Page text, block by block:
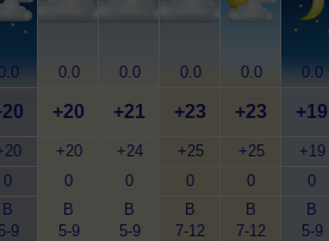
0.0
0
В
5-9
0.0
+20
+20
0
В
5-9
0.0
+21
+24
0
В
5-9
0.0
+23
+25
0
В
7-12
0.0
+23
+25
0
В
7-12
0.0
+19
+19
0
В
5-9